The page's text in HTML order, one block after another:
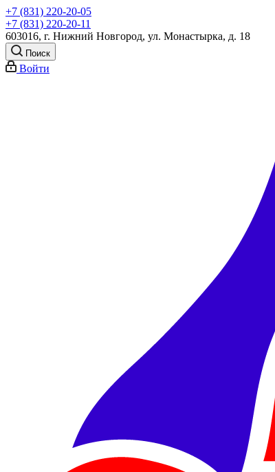
+7 (831) 220-20-05
+7 (831) 220-20-11
603016, г. Нижний Новгород, ул. Монастырка, д. 18
Поиск
Войти